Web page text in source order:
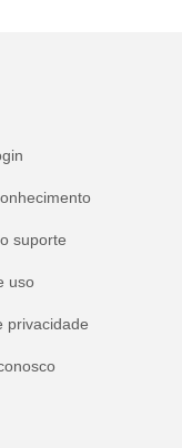
suporte
uso
privacidade